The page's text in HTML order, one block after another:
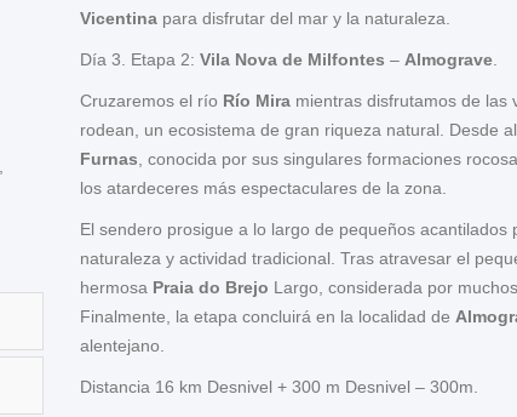
Vicentina para disfrutar del mar y la naturaleza.
Día 3. Etapa 2: Vila Nova de Milfontes – Almograve
Cruzaremos el río Río Mira mientras disfrutamos de las
rodean, un ecosistema de gran riqueza natural. Desde
Furnas , conocida por sus singulares formaciones
los atardeceres más espectaculares de la zona.
El sendero prosigue a lo largo de pequeños
naturaleza y actividad tradicional. Tras atravesar el
hermosa Praia do Brejo Largo, considerada por
Finalmente, la etapa concluirá en la localidad de
alentejano.
Distancia 16 km Desnivel + 300 m Desnivel – 300m.